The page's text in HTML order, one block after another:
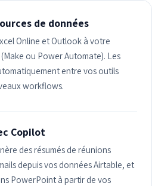
de données
Online et Outlook à votre
ou Power Automate). Les
entre vos outils
workflows.
Copilot
des résumés de réunions
depuis vos données Airtable, et
PowerPoint à partir de vos